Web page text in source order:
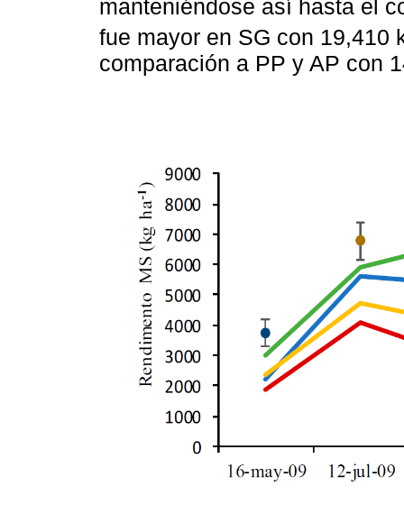
manteniéndose así hasta el
fue mayor en SG con 19,410
comparación a PP y AP con